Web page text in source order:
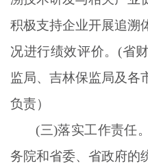
积极支持企业开展追溯
况进行绩效评价。(省
监局、吉林保监局及各
负责）
(三)落实工作责任
务院和省委、省政府的